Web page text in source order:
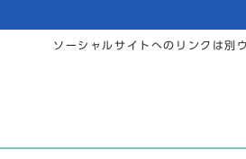
ソーシャルサイトへのリンクは別